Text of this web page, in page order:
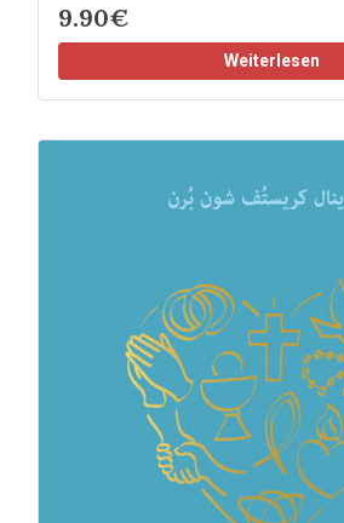
9.90€
Weiterlesen